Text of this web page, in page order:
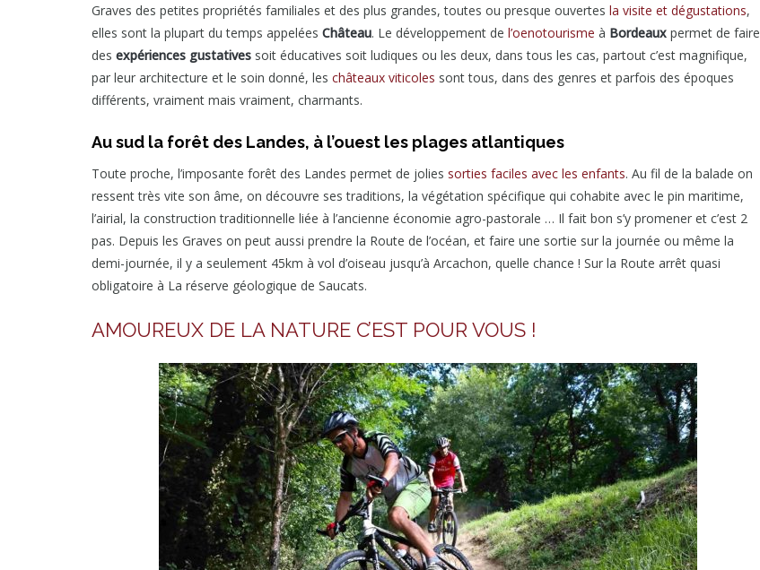
Graves des petites propriétés familiales et des plus grandes, toutes ou presque ouvertes la visite et dégustations,
elles sont la plupart du temps appelées Château. Le développement de l’oenotourisme à Bordeaux permet de faire
des expériences gustatives soit éducatives soit ludiques ou les deux, dans tous les cas, partout c’est magnifique,
par leur architecture et le soin donné, les châteaux viticoles sont tous, dans des genres et parfois des époques
différents, vraiment mais vraiment, charmants.
Au sud la forêt des Landes, à l’ouest les plages atlantiques
Toute proche, l’imposante forêt des Landes permet de jolies sorties faciles avec les enfants. Au fil de la balade on
ressent très vite son âme, on découvre ses traditions, la végétation spécifique qui cohabite avec le pin maritime,
l’airial, la construction traditionnelle liée à l’ancienne économie agro-pastorale … Il fait bon s’y promener et c’est 2
pas. Depuis les Graves on peut aussi prendre la Route de l’océan, et faire une sortie sur la journée ou même la
demi-journée, il y a seulement 45km à vol d’oiseau jusqu’à Arcachon, quelle chance ! Sur la Route arrêt quasi
obligatoire à La réserve géologique de Saucats.
AMOUREUX DE LA NATURE C’EST POUR VOUS !